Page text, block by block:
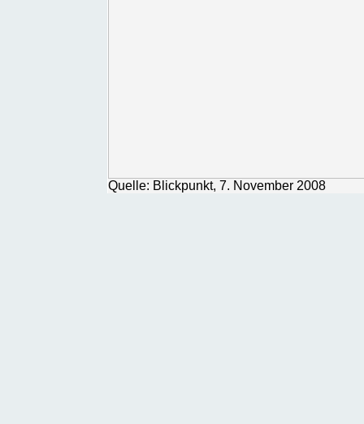
Quelle: Blickpunkt, 7. November 2008